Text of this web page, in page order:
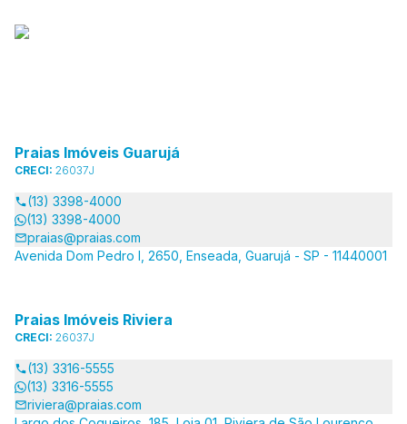
Praias Imóveis Guarujá
CRECI: 26037J
(13) 3398-4000
(13) 3398-4000
praias@praias.com
Avenida Dom Pedro I, 2650, Enseada, Guarujá - SP - 11440001
Praias Imóveis Riviera
CRECI: 26037J
(13) 3316-5555
(13) 3316-5555
riviera@praias.com